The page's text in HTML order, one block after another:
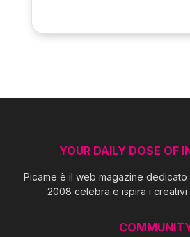
YOUR DAILY DOSE OF
Picame è il web magazine
2008 celebra e ispira i creativi